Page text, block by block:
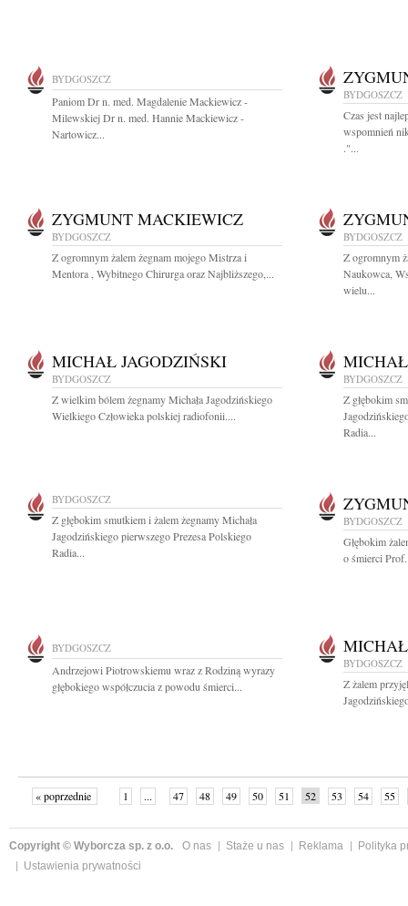
BYDGOSZCZ
Paniom Dr n. med. Magdalenie Mackiewicz -
Milewskiej Dr n. med. Hannie Mackiewicz -
Nartowicz...
BYDGOSZCZ
Czas jest
wspomnień
."...
ZYGMUNT MACKIEWICZ
BYDGOSZCZ
Z ogromnym żalem żegnam mojego Mistrza i
Mentora , Wybitnego Chirurga oraz Najbliższego,...
BYDGOSZCZ
Z ogromnym
Naukowca,
wielu...
MICHAŁ JAGODZIŃSKI
BYDGOSZCZ
Z wielkim bólem żegnamy Michała Jagodzińskiego
Wielkiego Człowieka polskiej radiofonii....
BYDGOSZCZ
Z głębokim
Radia...
BYDGOSZCZ
Z głębokim smutkiem i żalem żegnamy Michała
Jagodzińskiego pierwszego Prezesa Polskiego
Radia...
BYDGOSZCZ
Głębokim
o śmierci
BYDGOSZCZ
Andrzejowi Piotrowskiemu wraz z Rodziną wyrazy
głębokiego współczucia z powodu śmierci...
BYDGOSZCZ
Z żalem
« poprzednie 1 ... 47 48 49 50 51 52 53 54
55
Copyright © Wyborcza sp. z o.o. O nas Staże u nas Reklama
Polityka
Ustawienia prywatności